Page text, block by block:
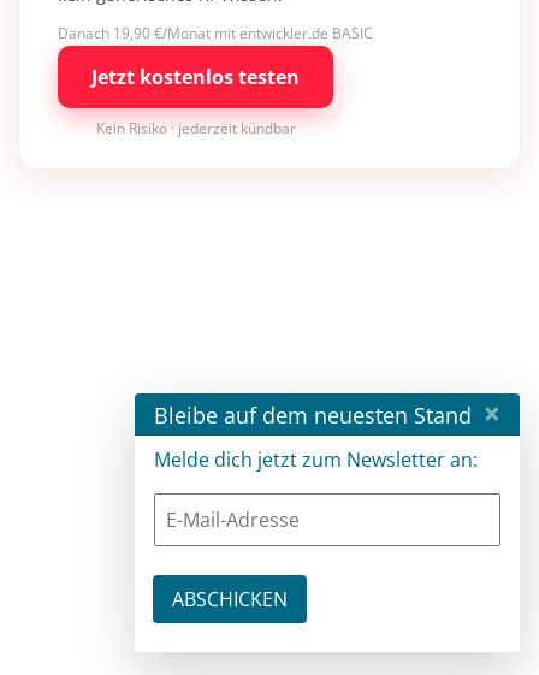
Danach 19,90 €/Monat mit entwickler.de BASIC
Jetzt kostenlos testen
Kein Risiko · jederzeit kündbar
Bleibe auf dem neuesten Stand ×
Melde dich jetzt zum Newsletter an: